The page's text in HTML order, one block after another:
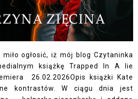
ogłosić, iż mój blog Czytaninka
książkę Trapped In A lie
26.02.2026Opis książki Kate
kontrastów. W ciągu dnia jest